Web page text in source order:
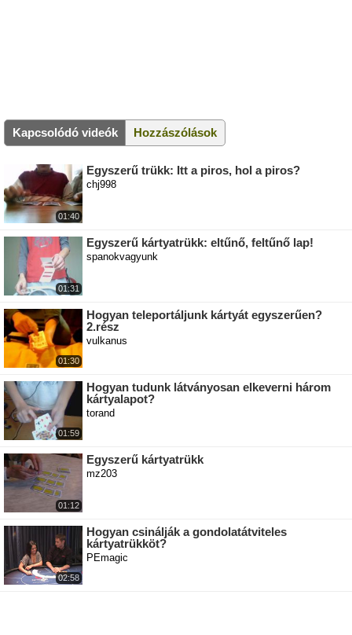
Kapcsolódó videók Hozzászólások
01:40
Egyszerű trükk: Itt a piros, hol a piros?
chj998
01:31
Egyszerű kártyatrükk: eltűnő, feltűnő lap!
spanokvagyunk
01:30
Hogyan teleportáljunk kártyát egyszerűen?
2.rész
vulkanus
01:59
Hogyan tudunk látványosan elkeverni három
kártyalapot?
torand
01:12
Egyszerű kártyatrükk
mz203
02:58
Hogyan csinálják a gondolatátviteles
kártyatrükköt?
PEmagic